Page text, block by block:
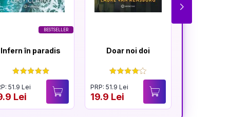
BESTSELLER
Infern în paradis
51.9 Lei
Lei
Doar noi doi
PRP: 51.9 Lei
19.9 Lei